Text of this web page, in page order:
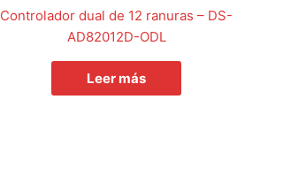
Controlador dual de 12 ranuras – DS-
AD82012D-ODL
Leer más